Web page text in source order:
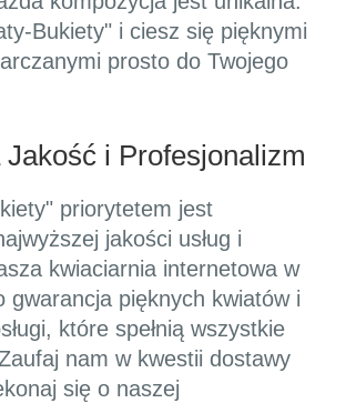
Bukiety" i ciesz się pięknymi
prosto do Twojego
Jakość i Profesjonalizm
priorytetem jest
jakości usług i
kwiaciarnia internetowa w
gwarancja pięknych kwiatów i
które spełnią wszystkie
nam w kwestii dostawy
się o naszej